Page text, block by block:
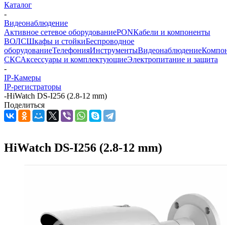
Каталог
-
Видеонаблюдение
Активное сетевое оборудованиеPONКабели и компоненты
ВОЛСШкафы и стойкиБеспроводное
оборудованиеТелефонияИнструментыВидеонаблюдение
СКСАксессуары и комплектующиеЭлектропитание и защита
-
IP-Камеры
IP-регистраторы
-HiWatch DS-I256 (2.8-12 mm)
Поделиться
HiWatch DS-I256 (2.8-12 mm)